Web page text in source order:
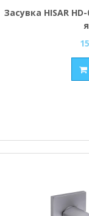
Засувка HISAR